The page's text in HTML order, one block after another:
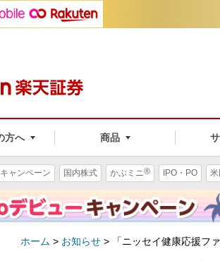
方へ 商品
キャンペーン 国内株式 かぶミニ® IPO・PO
ホーム > お知らせ > 「ニッセイ健康応援フ